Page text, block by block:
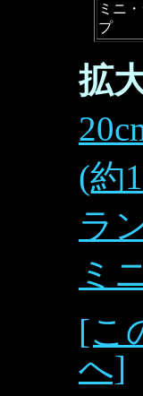
ミニ
プ
拡
(約
ラ
ミ
[こ
へ]